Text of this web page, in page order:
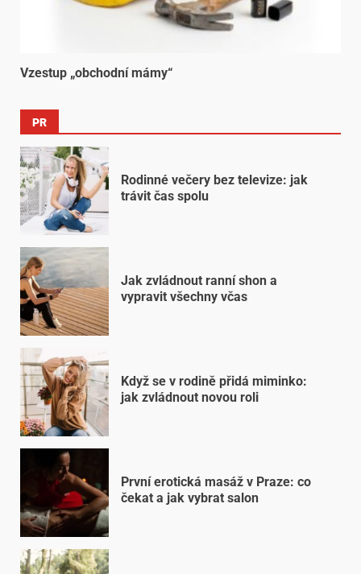
Vzestup „obchodní mámy“
PR
Rodinné večery bez televize: jak
trávit čas spolu
Jak zvládnout ranní shon a
vypravit všechny včas
Když se v rodině přidá miminko:
jak zvládnout novou roli
První erotická masáž v Praze: co
čekat a jak vybrat salon